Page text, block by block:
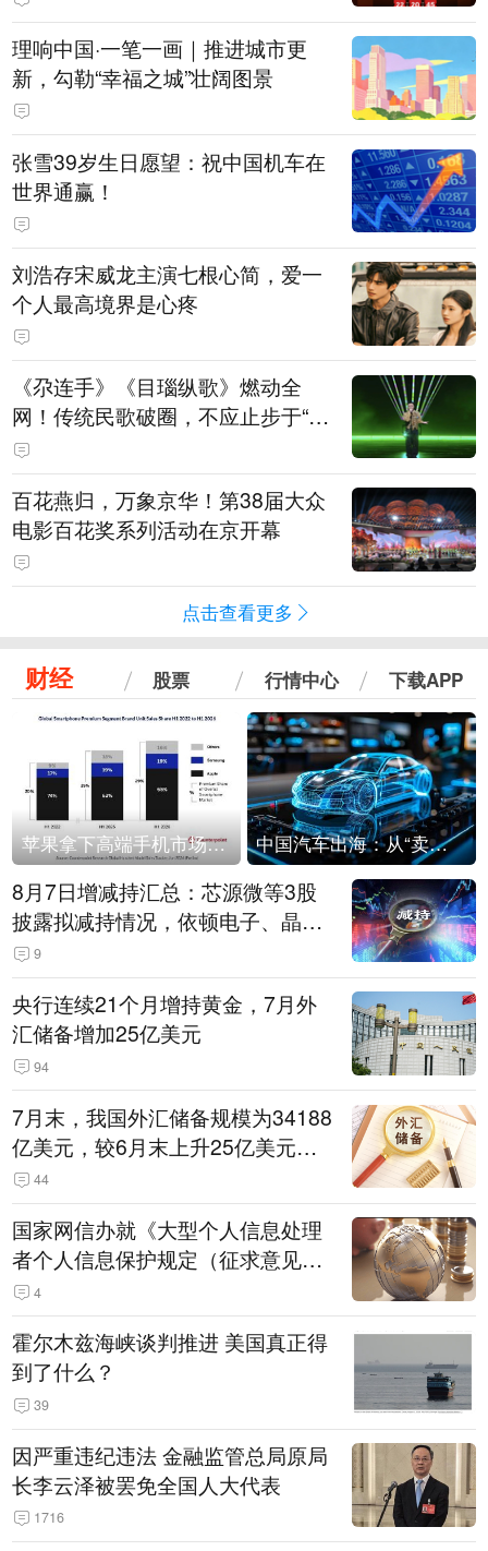
理响中国·一笔一画｜推进城市更
新，勾勒“幸福之城”壮阔图景
张雪39岁生日愿望：祝中国机车在
世界通赢！
刘浩存宋威龙主演七根心简，爱一
个人最高境界是心疼
《尕连手》《目瑙纵歌》燃动全
网！传统民歌破圈，不应止步于“上
头”
百花燕归，万象京华！第38届大众
电影百花奖系列活动在京开幕
点击查看更多
财经 股票 行情中心 下载APP
苹果拿下高端手机市场65%的份额：iPhone 17系列功不可没 中国汽车出海：从“卖出去”到“走进去”
8月7日增减持汇总：芯源微等3股
披露拟减持情况，依顿电子、晶华
微拟增持（表）
9
央行连续21个月增持黄金，7月外
汇储备增加25亿美元
94
7月末，我国外汇储备规模为34188
亿美元，较6月末上升25亿美元，
升幅为0.07%
44
国家网信办就《大型个人信息处理
者个人信息保护规定（征求意见
稿）》公开征求意见
4
霍尔木兹海峡谈判推进 美国真正得
到了什么？
39
因严重违纪违法 金融监管总局原局
长李云泽被罢免全国人大代表
1716